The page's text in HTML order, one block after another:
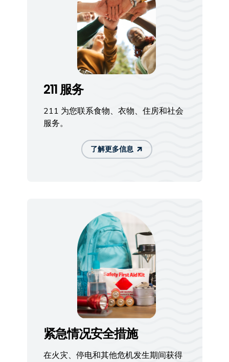
211 服务
211 为您联系食物、衣物、住房和社会
服务。
了解更多信息
紧急情况安全措施
在火灾、停电和其他危机发生期间获得